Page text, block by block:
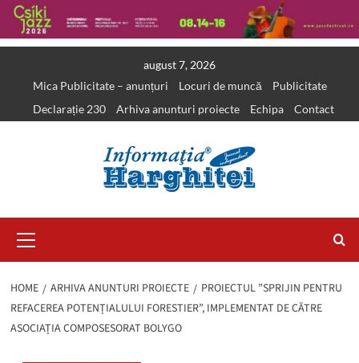
august 7, 2026
Mica Publicitate – anunțuri
Locuri de muncă
Publicitate
Declarație 230
Arhiva anunturi proiecte Echipa Contact
Menu
HOME ARHIVA ANUNTURI PROIECTE
PROIECTUL ”SPRIJIN PENTRU
REFACEREA POTENȚIALULUI FORESTIER”, IMPLEMENTAT DE CĂTRE
ASOCIAȚIA COMPOSESORAT BOLYGO